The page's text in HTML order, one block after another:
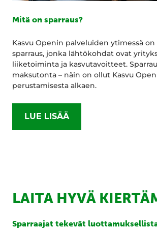
Mitä on sparraus?
Kasvu Openin palveluiden ytimessä
sparraus, jonka lähtökohdat ovat
liiketoiminta ja kasvutavoitteet.
maksutonta – näin on ollut Kasvu
perustamisesta alkaen.
LUE LISÄÄ
LAITA HYVÄ
Sparraajat tekevät